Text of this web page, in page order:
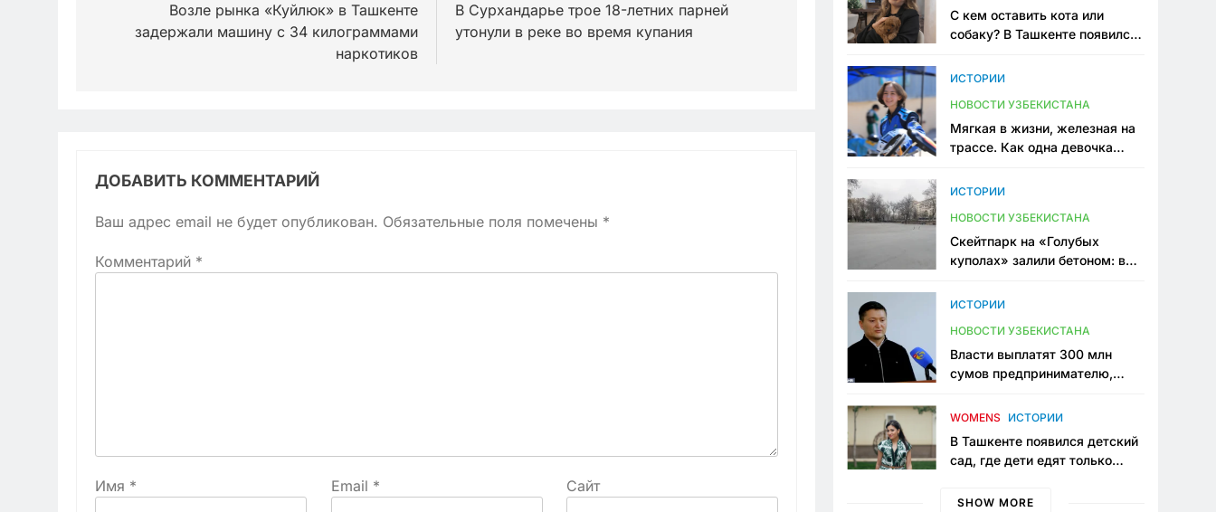
записям
Возле рынка «Куйлюк» в Ташкенте
задержали машину с 34 килограммами
наркотиков
В Сурхандарье трое 18-летних парней
утонули в реке во время купания
ДОБАВИТЬ КОММЕНТАРИЙ
Ваш адрес email не будет опубликован. Обязательные поля помечены *
Комментарий *
Имя * Email * Сайт
С кем оставить кота или
собаку? В Ташкенте появился
ИСТОРИИ
НОВОСТИ УЗБЕКИСТАНА
Мягкая в жизни, железная на
трассе. Как одна девочка
Узбекистане
ИСТОРИИ
НОВОСТИ УЗБЕКИСТАНА
Скейтпарк на «Голубых
куполах» залили бетоном: в
одно общественное
ИСТОРИИ
НОВОСТИ УЗБЕКИСТАНА
Власти выплатят 300 млн
сумов предпринимателю,
тюрьме по незаконному
WOMENS ИСТОРИИ
В Ташкенте появился детский
сад, где дети едят только
мама, которая устала просить
SHOW MORE